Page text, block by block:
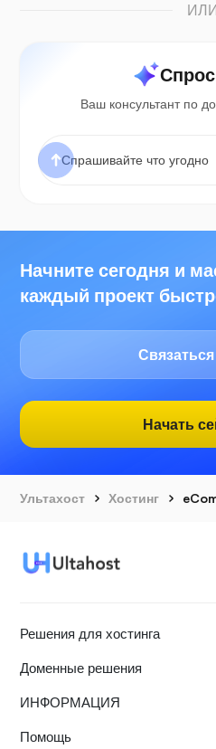
ИЛИ
Ваш консультант по
Начните сегодня и
каждый проект
Начать
Ультахост Хостинг
Решения для хостинга
Доменные решения
ИНФОРМАЦИЯ
Помощь